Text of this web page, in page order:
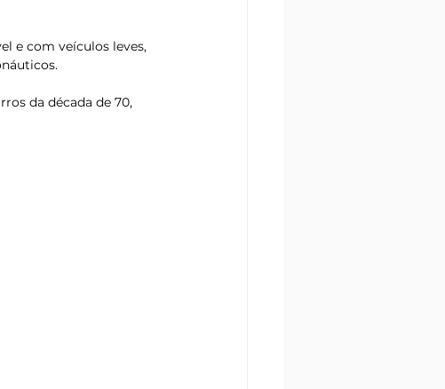
e com veículos leves,
da década de 70,